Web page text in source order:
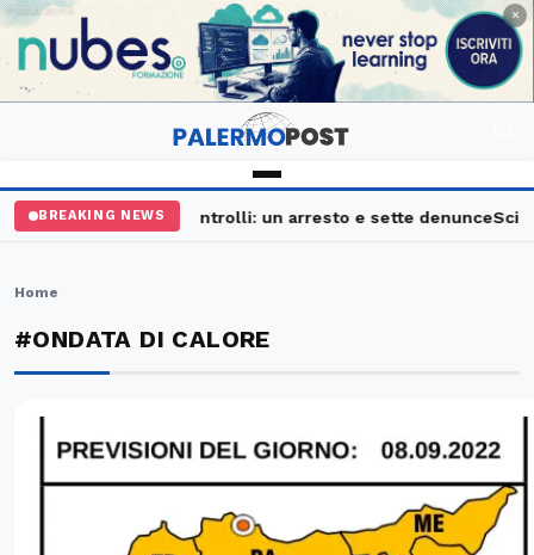
PUBBLICITÀ ×
BREAKING NEWS
Palermo, maxi controlli: un arresto e sette denunce
Home
#ONDATA DI CALORE